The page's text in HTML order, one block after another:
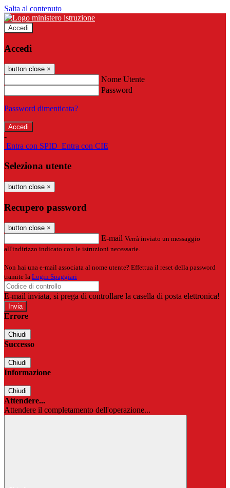
Salta al contenuto
Accedi
Accedi
button close ×
Nome Utente
Password
Password dimenticata?
-
Entra con SPID Entra con CIE
Seleziona utente
button close ×
Recupero password
button close ×
E-mail Verrà inviato un messaggio
all'indirizzo indicato con le istruzioni necessarie.
Non hai una e-mail associata al nome utente? Effettua il reset della password
tramite la Login Spaggiari
E-mail inviata, si prega di controllare la casella di posta elettronica!
Errore
Chiudi
Successo
Chiudi
Informazione
Chiudi
Attendere...
Attendere il completamento dell'operazione...